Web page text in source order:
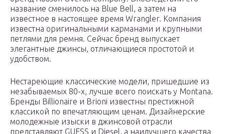
название сменилось на Blue Bell, а затем на
известное в настоящее время Wrangler. Компания
известна оригинальными карманами и крупными
петлями для ремня. Сейчас бренд выпускает
элегантные джинсы, отличающиеся простотой и
удобством.
Нестареющие классические модели, пришедшие из
незабываемых 80-х, лучше всего поискать у Montana.
Бренды Billionaire и Brioni известны престижной
классикой по впечатляющим ценам. Дизайнерские
молодежные изыски в джинсовой отрасли
представляют GUESS и Diesel, а наилучшего качества